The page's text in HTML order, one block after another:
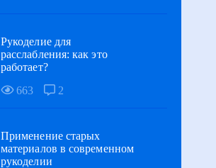
Рукоделие для
расслабления: как это
работает?
663
2
Применение старых
материалов в современном
рукоделии